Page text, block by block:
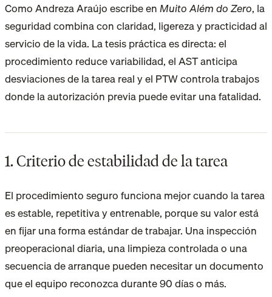
Como Andreza Araújo escribe enMuito Além do Zero, la
seguridad combina con claridad, ligereza y practicidad al
servicio de la vida. La tesis práctica es directa: el
procedimiento reduce variabilidad, el AST anticipa
desviaciones de la tarea real y el PTW controla trabajos
donde la autorización previa puede evitar una fatalidad.
1. Criterio de estabilidad de la tarea
El procedimiento seguro funciona mejor cuando la tarea
es estable, repetitiva y entrenable, porque su valor está
en fijar una forma estándar de trabajar. Una inspección
preoperacional diaria, una limpieza controlada o una
secuencia de arranque pueden necesitar un documento
que el equipo reconozca durante 90 días o más.